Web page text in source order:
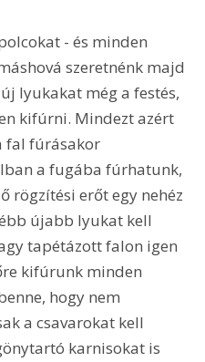
- és minden
szeretnénk majd
lyukakat még a festés,
kifúrni. Mindezt azért
fal fúrásakor
a fugába fúrhatunk,
rögzítési erőt egy nehéz
újabb lyukat kell
tapétázott falon igen
kifúrunk minden
hogy nem
a csavarokat kell
karnisokat is